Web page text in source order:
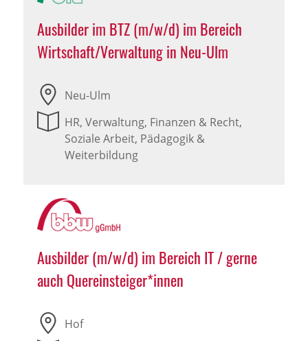
Ausbilder im BTZ (m/w/d) im Bereich
Wirtschaft/Verwaltung in Neu-Ulm
Neu-Ulm
HR, Verwaltung, Finanzen & Recht,
Soziale Arbeit, Pädagogik &
Weiterbildung
Ausbilder (m/w/d) im Bereich IT / gerne
auch Quereinsteiger*innen
Hof